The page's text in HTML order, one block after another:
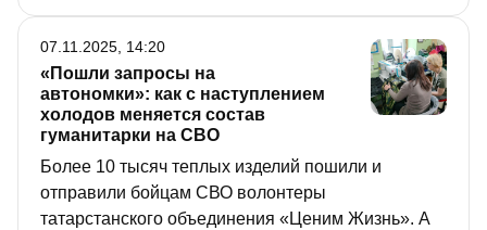
«Пошли запросы на
автономки»: как с наступлением
холодов меняется состав
гуманитарки на СВО
Более 10 тысяч теплых изделий пошили и
отправили бойцам СВО волонтеры
татарстанского объединения «Ценим Жизнь». А
07.11.2025, 14:20